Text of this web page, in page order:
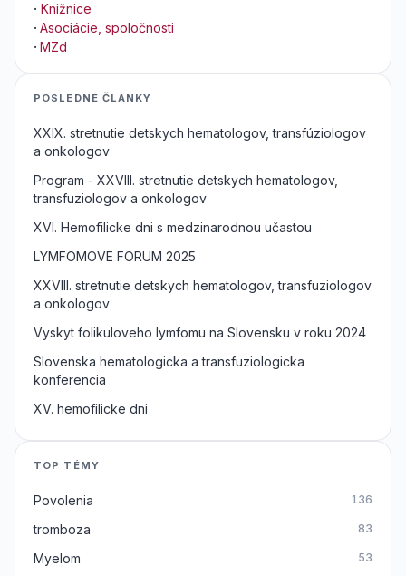
· Knižnice
· Asociácie, spoločnosti
· MZd
POSLEDNÉ ČLÁNKY
XXIX. stretnutie detskych hematologov, transfúziologov
a onkologov
Program - XXVIII. stretnutie detskych hematologov,
transfuziologov a onkologov
XVI. Hemofilicke dni s medzinarodnou učastou
LYMFOMOVE FORUM 2025
XXVIII. stretnutie detskych hematologov, transfuziologov
a onkologov
Vyskyt folikuloveho lymfomu na Slovensku v roku 2024
Slovenska hematologicka a transfuziologicka
konferencia
XV. hemofilicke dni
TOP TÉMY
Povolenia 136
tromboza 83
Myelom 53